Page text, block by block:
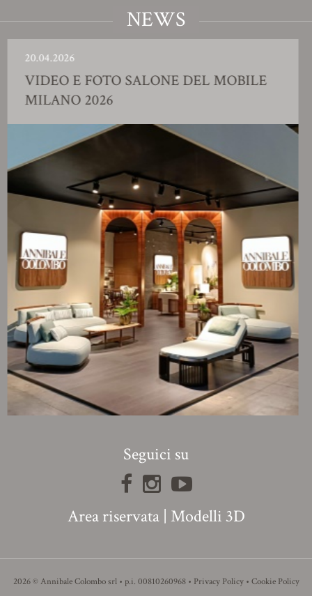
NEWS
E FOTO SALONE DEL MOBILE
2026
Seguici su
Area riservata| Modelli 3D
2026 © Annibale Colombo srl • p.i. 00810260968 • Privacy Policy• Cookie Policy